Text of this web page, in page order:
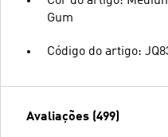
Gum
Código do artigo:
Avaliações (499)